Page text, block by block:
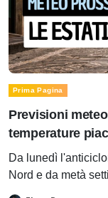
Prima Pagina
Previsioni
temperature
Da lunedì
Nord e da metà